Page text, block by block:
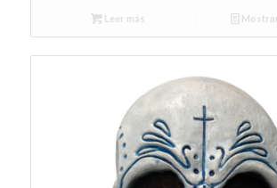
Leer más